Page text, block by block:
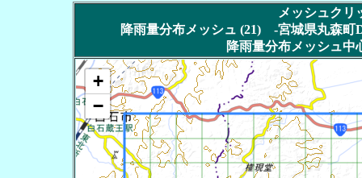
メッシュクリ
降雨量分布メッシュ (21) -宮城県丸森
降雨量分布メッシュ
+
−